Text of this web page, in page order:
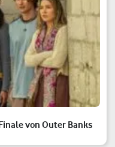
von Outer Banks